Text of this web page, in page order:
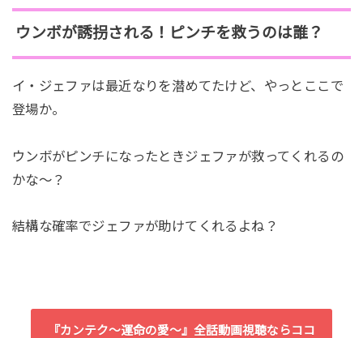
ウンボが誘拐される！ピンチを救うのは誰？
イ・ジェファは最近なりを潜めてたけど、やっとここで
登場か。
ウンボがピンチになったときジェファが救ってくれるの
かな～？
結構な確率でジェファが助けてくれるよね？
『カンテク～運命の愛～』全話動画視聴ならココ